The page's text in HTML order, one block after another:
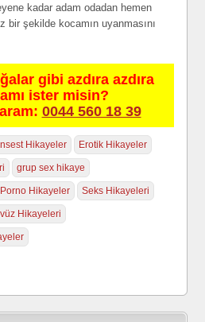
kadar adam odadan hemen
bir şekilde kocamın uyanmasını
gibi azdıra azdıra
ister misin?
0044 560 18 39
Hikayeler Erotik Hikayeler
grup sex hikaye
Porno Hikayeler Seks Hikayeleri
Hikayeleri